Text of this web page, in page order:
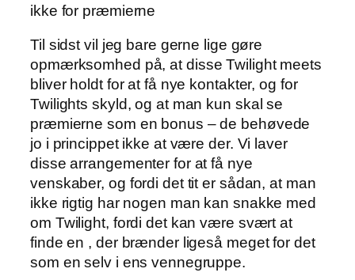
ikke for præmierne
Til sidst vil jeg bare gerne lige gøre
opmærksomhed på, at disse Twilight meets
bliver holdt for at få nye kontakter, og for
Twilights skyld, og at man kun skal se
præmierne som en bonus – de behøvede
jo i princippet ikke at være der. Vi laver
disse arrangementer for at få nye
venskaber, og fordi det tit er sådan, at man
ikke rigtig har nogen man kan snakke med
om Twilight, fordi det kan være svært at
finde en , der brænder ligeså meget for det
som en selv i ens vennegruppe.